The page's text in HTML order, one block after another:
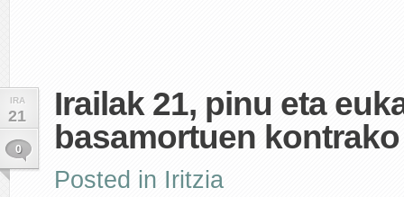
IRA
21
0
Irailak 21, pinu eta
basamortuen
Posted in Iritzia